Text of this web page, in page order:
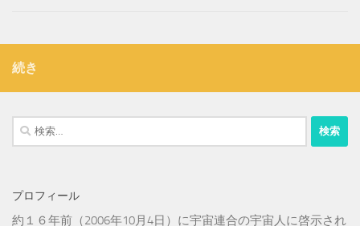
続き
検
索:
プロフィール
約１６年前（2006年10月4日）に宇宙連合の宇宙人に啓示され